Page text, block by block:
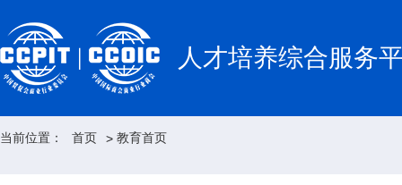
人才培养综合服务
当前位置： 首页 > 教育首页